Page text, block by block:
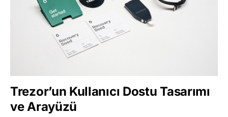
Trezor’un Kullanıcı Dostu Tasarımı
ve Arayüzü